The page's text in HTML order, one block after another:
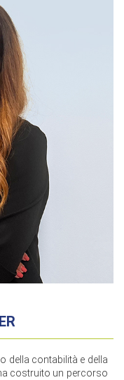
della contabilità e della
costruito un percorso